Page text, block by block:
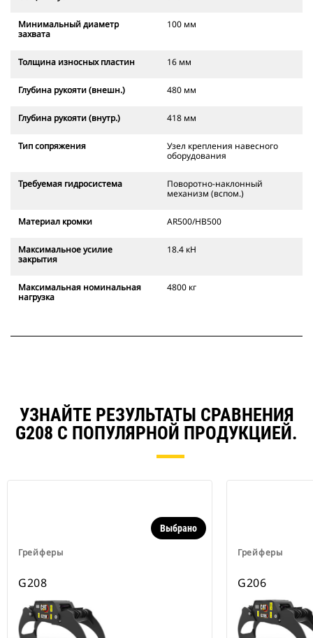
Минимальный диаметр
захвата
100 мм
Толщина износных пластин 16 мм
Глубина рукояти (внешн.) 480 мм
Глубина рукояти (внутр.) 418 мм
Тип сопряжения
Узел крепления навесного
оборудования
Требуемая гидросистема
Поворотно-наклонный
механизм (вспом.)
Материал кромки AR500/HB500
Максимальное усилие
закрытия
18.4 кН
Максимальная номинальная
нагрузка
4800 кг
УЗНАЙТЕ РЕЗУЛЬТАТЫ СРАВНЕНИЯ
G208 С ПОПУЛЯРНОЙ ПРОДУКЦИЕЙ.
Грейферы
Выбрано
G208
Грейферы
G206